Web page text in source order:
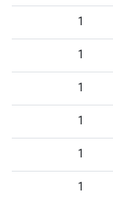
1
1
1
1
1
1